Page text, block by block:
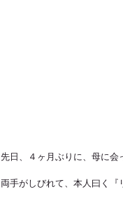
先日、４ヶ月ぶりに、母に会
両手がしびれて、本人曰く『